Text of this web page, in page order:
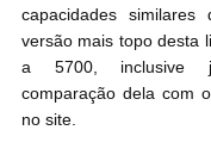
capacidades
versão mais topo desta
a 5700, inclusive
comparação dela com
no site.